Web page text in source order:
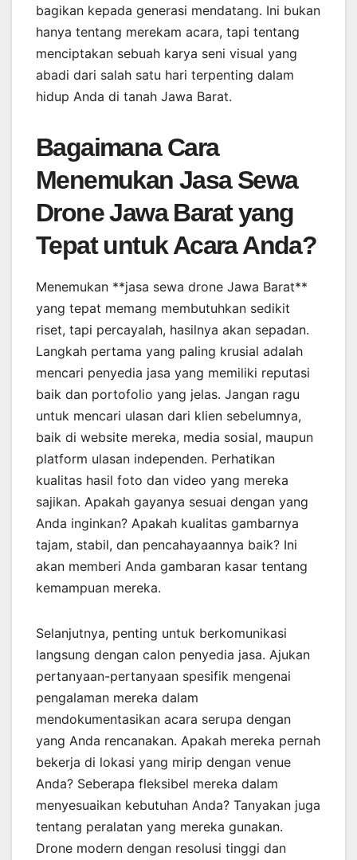
bagikan kepada generasi mendatang. Ini bukan
hanya tentang merekam acara, tapi tentang
menciptakan sebuah karya seni visual yang
abadi dari salah satu hari terpenting dalam
hidup Anda di tanah Jawa Barat.
Bagaimana Cara
Menemukan Jasa Sewa
Drone Jawa Barat yang
Tepat untuk Acara Anda?
Menemukan **jasa sewa drone Jawa Barat**
yang tepat memang membutuhkan sedikit
riset, tapi percayalah, hasilnya akan sepadan.
Langkah pertama yang paling krusial adalah
mencari penyedia jasa yang memiliki reputasi
baik dan portofolio yang jelas. Jangan ragu
untuk mencari ulasan dari klien sebelumnya,
baik di website mereka, media sosial, maupun
platform ulasan independen. Perhatikan
kualitas hasil foto dan video yang mereka
sajikan. Apakah gayanya sesuai dengan yang
Anda inginkan? Apakah kualitas gambarnya
tajam, stabil, dan pencahayaannya baik? Ini
akan memberi Anda gambaran kasar tentang
kemampuan mereka.
Selanjutnya, penting untuk berkomunikasi
langsung dengan calon penyedia jasa. Ajukan
pertanyaan-pertanyaan spesifik mengenai
pengalaman mereka dalam
mendokumentasikan acara serupa dengan
yang Anda rencanakan. Apakah mereka pernah
bekerja di lokasi yang mirip dengan venue
Anda? Seberapa fleksibel mereka dalam
menyesuaikan kebutuhan Anda? Tanyakan juga
tentang peralatan yang mereka gunakan.
Drone modern dengan resolusi tinggi dan